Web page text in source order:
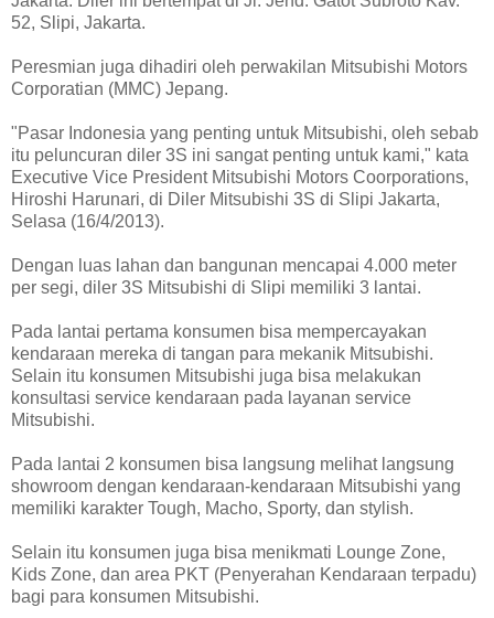
52, Slipi, Jakarta.
Peresmian juga dihadiri oleh perwakilan Mitsubishi Motors
Corporatian (MMC) Jepang.
"Pasar Indonesia yang penting untuk Mitsubishi, oleh sebab
itu peluncuran diler 3S ini sangat penting untuk kami," kata
Executive Vice President Mitsubishi Motors Coorporations,
Hiroshi Harunari, di Diler Mitsubishi 3S di Slipi Jakarta,
Selasa (16/4/2013).
Dengan luas lahan dan bangunan mencapai 4.000 meter
per segi, diler 3S Mitsubishi di Slipi memiliki 3 lantai.
Pada lantai pertama konsumen bisa mempercayakan
kendaraan mereka di tangan para mekanik Mitsubishi.
Selain itu konsumen Mitsubishi juga bisa melakukan
konsultasi service kendaraan pada layanan service
Mitsubishi.
Pada lantai 2 konsumen bisa langsung melihat langsung
showroom dengan kendaraan-kendaraan Mitsubishi yang
memiliki karakter Tough, Macho, Sporty, dan stylish.
Selain itu konsumen juga bisa menikmati Lounge Zone,
Kids Zone, dan area PKT (Penyerahan Kendaraan terpadu)
bagi para konsumen Mitsubishi.